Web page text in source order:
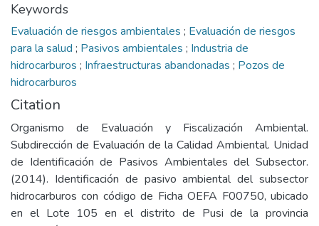
Keywords
Evaluación de riesgos ambientales ; Evaluación de riesgos
para la salud ; Pasivos ambientales ; Industria de
hidrocarburos ; Infraestructuras abandonadas ; Pozos de
hidrocarburos
Citation
Organismo de Evaluación y Fiscalización Ambiental.
Subdirección de Evaluación de la Calidad Ambiental. Unidad
de Identificación de Pasivos Ambientales del Subsector.
(2014). Identificación de pasivo ambiental del subsector
hidrocarburos con código de Ficha OEFA F00750, ubicado
en el Lote 105 en el distrito de Pusi de la provincia